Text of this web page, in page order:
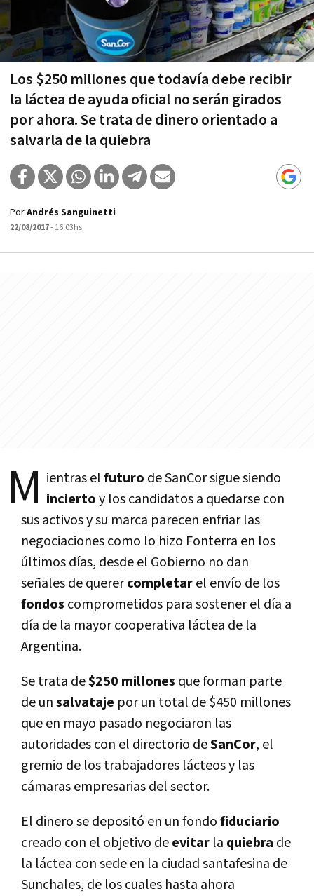
Los $250 millones que todavía debe recibir
la láctea de ayuda oficial no serán girados
por ahora. Se trata de dinero orientado a
salvarla de la quiebra
PorAndrés Sanguinetti
22/08/2017- 16:03hs
M ientras elfuturo de SanCor sigue siendo
inciertoy los candidatos a quedarse con
sus activos y su marca parecen enfriar las
negociaciones como lo hizo Fonterra en los
últimos días, desde el Gobierno no dan
señales de querercompletarel envío de los
fondos comprometidos para sostener el día a
día de la mayor cooperativa láctea de la
Argentina.
Se trata de$250 millones que forman parte
de unsalvataje por un total de $450 millones
que en mayo pasado negociaron las
autoridades con el directorio deSanCor, el
gremio de los trabajadores lácteos y las
cámaras empresarias del sector.
El dinero se depositó en un fondofiduciario
creado con el objetivo deevitar la quiebra de
la láctea con sede en la ciudad santafesina de
Sunchales, de los cuales hasta ahora